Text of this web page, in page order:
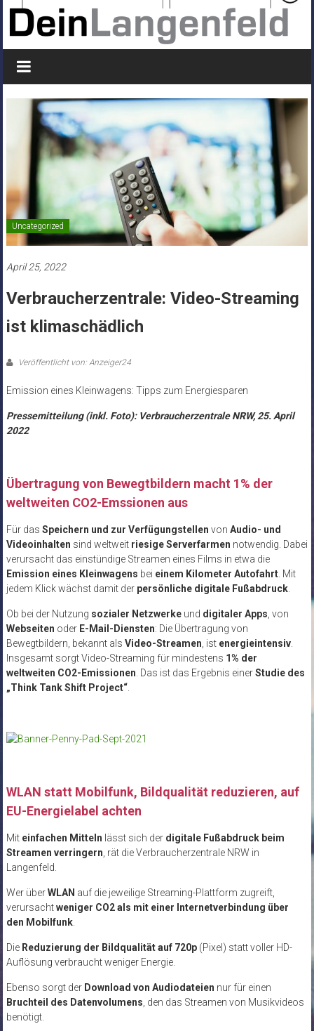
Uncategorized
April 25, 2022
Verbraucherzentrale: Video-Streaming
ist klimaschädlich
Veröffentlicht von: Anzeiger24
Emission eines Kleinwagens: Tipps zum Energiesparen
Pressemitteilung (inkl. Foto): Verbraucherzentrale NRW, 25. April
2022
Übertragung von Bewegtbildern macht 1% der
weltweiten CO2-Emssionen aus
Für das Speichern und zur Verfügungstellen von Audio- und
Videoinhalten sind weltweit riesige Serverfarmen notwendig. Dabei
verursacht das einstündige Streamen eines Films in etwa die
Emission eines Kleinwagens bei einem Kilometer Autofahrt. Mit
jedem Klick wächst damit der persönliche digitale Fußabdruck.
Ob bei der Nutzung sozialer Netzwerkeund digitaler Apps, von
Webseiten oder E-Mail-Diensten: Die Übertragung von
Bewegtbildern, bekannt als Video-Streamen, ist energieintensiv.
Insgesamt sorgt Video-Streaming für mindestens 1% der
weltweiten CO2-Emissionen. Das ist das Ergebnis einerStudie des
„Think Tank Shift Project“.
WLAN statt Mobilfunk, Bildqualität reduzieren, auf
EU-Energielabel achten
Mit einfachen Mitteln lässt sich der digitale Fußabdruck beim
Streamen verringern , rät die Verbraucherzentrale NRW in
Langenfeld.
Wer überWLAN auf die jeweilige Streaming-Plattform zugreift,
verursachtweniger CO2 als mit einer Internetverbindung über
den Mobilfunk.
Die Reduzierung der Bildqualität auf 720p(Pixel) statt voller HD-
Auflösung verbraucht weniger Energie.
Ebenso sorgt der Download von Audiodateien nur für einen
Bruchteil des Datenvolumens , den das Streamen von Musikvideos
benötigt.